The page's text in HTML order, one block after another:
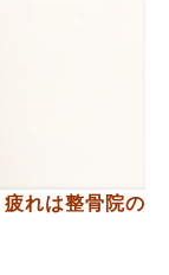
れは整骨院の